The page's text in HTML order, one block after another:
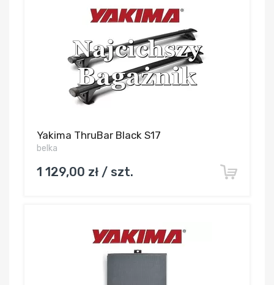
Yakima ThruBar Black S17
belka
1 129,00 zł / szt.